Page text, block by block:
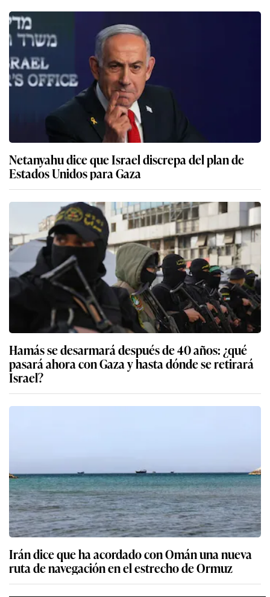
Netanyahu dice que Israel discrepa del plan de
Estados Unidos para Gaza
Hamás se desarmará después de 40 años: ¿qué
pasará ahora con Gaza y hasta dónde se retirará
Israel?
Irán dice que ha acordado con Omán una nueva
ruta de navegación en el estrecho de Ormuz